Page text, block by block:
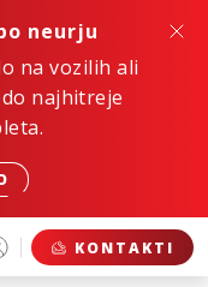
neurju
na vozilih ali
najhitreje
KONTAKTI